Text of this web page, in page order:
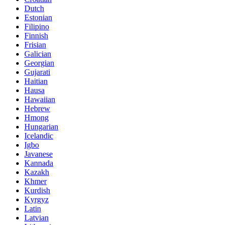
Dutch
Estonian
Filipino
Finnish
Frisian
Galician
Georgian
Gujarati
Haitian
Hausa
Hawaiian
Hebrew
Hmong
Hungarian
Icelandic
Igbo
Javanese
Kannada
Kazakh
Khmer
Kurdish
Kyrgyz
Latin
Latvian